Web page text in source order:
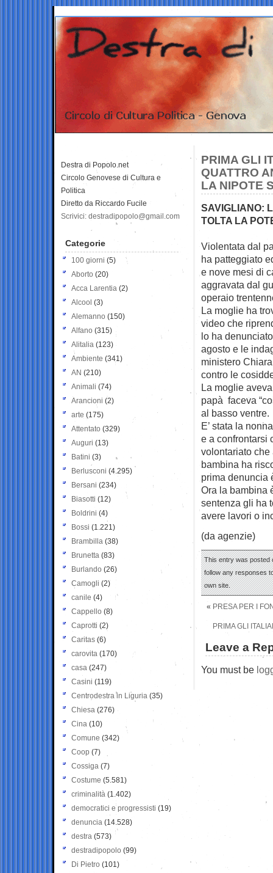
PRIMA GLI
QUATTRO
LA NIPOTE
SAVIGLIANO:
TOLTA LA
Violentata dal
ha patteggiato
e nove mesi di
aggravata dal
operaio
La moglie ha
video che
lo ha
agosto e le
ministero
contro le
La moglie
papà faceva
al basso ventre.
E’ stata la
e a confrontarsi
volontariato
bambina ha
prima denuncia
Ora la bambina
sentenza gli ha
avere lavori o
(da agenzie)
This entry was posted
follow any responses
own site.
« PRESA PER I
PRIMA GLI
Leave a
You must be
Destra di Popolo.net
Circolo Genovese di Cultura e
Politica
Diretto da Riccardo Fucile
Scrivici: destradipopolo@gmail.com
Categorie
100 giorni (5)
Aborto (20)
Acca Larentia (2)
Alcool (3)
Alemanno (150)
Alfano (315)
Alitalia (123)
Ambiente (341)
AN (210)
Animali (74)
Arancioni (2)
arte (175)
Attentato (329)
Auguri (13)
Batini (3)
Berlusconi (4.295)
Bersani (234)
Biasotti (12)
Boldrini (4)
Bossi (1.221)
Brambilla (38)
Brunetta (83)
Burlando (26)
Camogli (2)
canile (4)
Cappello (8)
Caprotti (2)
Caritas (6)
carovita (170)
casa (247)
Casini (119)
Centrodestra in Liguria (35)
Chiesa (276)
Cina (10)
Comune (342)
Coop (7)
Cossiga (7)
Costume (5.581)
criminalità (1.402)
democratici e progressisti (19)
denuncia (14.528)
destra (573)
destradipopolo (99)
Di Pietro (101)